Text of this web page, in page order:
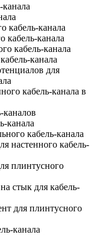
кабель-канала
кабель-канала
кабель-канала
канала
для
кабель-канала в
каналов
канала
кабель-канала
настенного кабель-
плинтусного
стык для кабель-
для плинтусного
канала